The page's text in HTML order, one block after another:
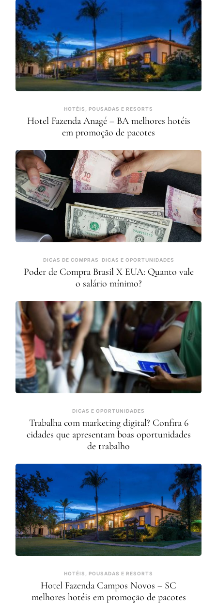
HOTÉIS, POUSADAS E RESORTS
Hotel Fazenda Anagé – BA melhores hotéis
em promoção de pacotes
DICAS DE COMPRAS DICAS E OPORTUNIDADES
Poder de Compra Brasil X EUA: Quanto vale
o salário mínimo?
DICAS E OPORTUNIDADES
Trabalha com marketing digital? Confira 6
cidades que apresentam boas oportunidades
de trabalho
HOTÉIS, POUSADAS E RESORTS
Hotel Fazenda Campos Novos – SC
melhores hotéis em promoção de pacotes